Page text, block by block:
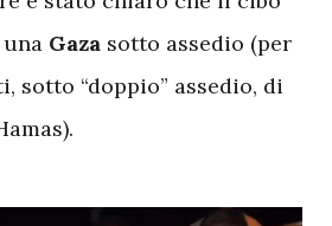
Gaza sotto assedio (per
sotto “doppio” assedio, di